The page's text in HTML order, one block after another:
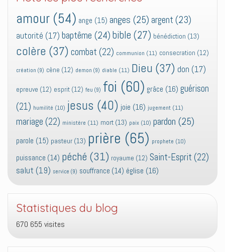
amour (54) ange (15) anges (25) argent (23)
autorité (17) baptême (24) bible (27) bénédiction (13)
colère (37) combat (22) communion (11) consecration (12)
création (9) cène (12) demon (9) diable (11) Dieu (37) don (17)
epreuve (12) esprit (12) feu (9) foi (60) grâce (16) guérison
(21) humilité (10) jesus (40) joie (16) jugement (11)
mariage (22) ministère (11) mort (13) paix (10) pardon (25)
parole (15) pasteur (13) prière (65) prophete (10)
puissance (14) péché (31) royaume (12) Saint-Esprit (22)
salut (19) service (9) souffrance (14) église (16)
Statistiques du blog
670 655 visites